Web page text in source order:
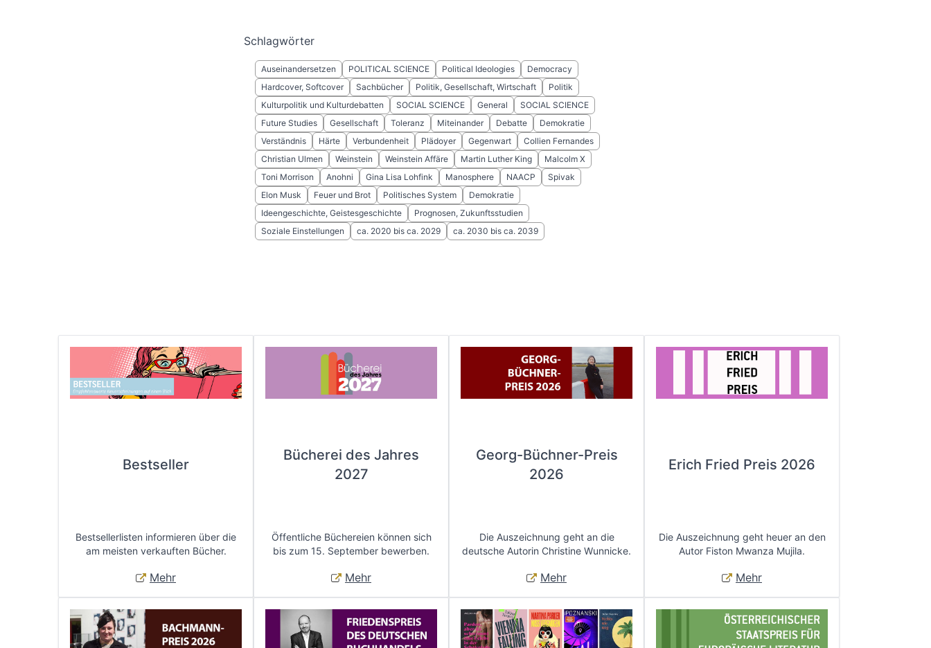
Schlagwörter
Auseinandersetzen POLITICAL SCIENCE Political Ideologies
Democracy
Hardcover, Softcover
Sachbücher Politik, Gesellschaft, Wirtschaft
Politik
Kulturpolitik und Kulturdebatten
SOCIAL SCIENCE General
SOCIAL SCIENCE
Future Studies
Gesellschaft Toleranz Miteinander Debatte
Demokratie
Verständnis
Härte Verbundenheit Plädoyer Gegenwart
Collien Fernandes
Christian Ulmen
Weinstein Weinstein Affäre Martin Luther King
Malcolm X
Toni Morrison
Anohni Gina Lisa Lohfink Manosphere NAACP
Spivak
Elon Musk
Feuer und Brot Politisches System
Demokratie
Ideengeschichte, Geistesgeschichte
Prognosen, Zukunftsstudien
Soziale Einstellungen
ca. 2020 bis ca. 2029 ca. 2030 bis ca. 2039
Bestseller
Bestsellerlisten informieren über die
am meisten verkauften Bücher.
Mehr
Bücherei des Jahres
2027
Öffentliche Büchereien können sich
bis zum 15. September bewerben.
Mehr
Georg-Büchner-Preis
2026
Die Auszeichnung geht an die
deutsche Autorin Christine Wunnicke.
Mehr
Erich Fried Preis 2026
Die Auszeichnung geht heuer an den
Autor Fiston Mwanza Mujila.
Mehr